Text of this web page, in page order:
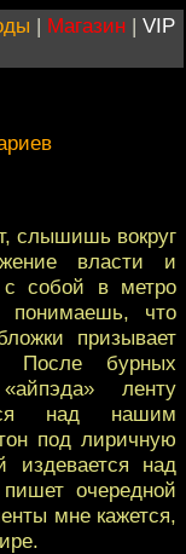
| Магазин | VIP
слышишь вокруг
власти и
собой в метро
что
призывает
После бурных
ленту
над нашим
под лиричную
издевается над
очередной
мне кажется,